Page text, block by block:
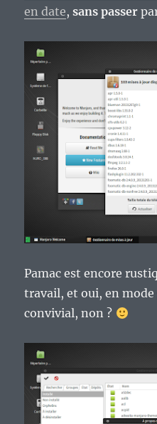
en date,sans passer
Pamac est encore
travail, et oui, en
convivial, non ?